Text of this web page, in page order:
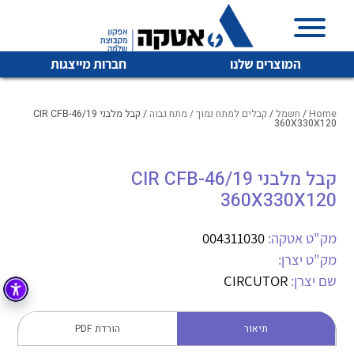
המוצרים שלנו חברות מייצגות
איכות | שרות | זמינות
אטקה בע”מ היא החברה הגדולה והמובילה בישראל בשיווק
מיתוג, בקרה , ואינסטלציה חשמלית ופעילה ב7 תחומים:
חשמל
קופסאות וארונות לחשמל, בקרה ואלקטרוניקה
לכל מוצרי היצרן
לכל מוצרי היצרן לכל מוצרי היצרן
Home
/ חשמל / קבלים למתח נמוך / מתח גבוה / קבל מלבני CIR CFB-46/19
360X330X120
קבל מלבני CIR CFB-46/19
360X330X120
מק"ט אטקה: 004311030
מק"ט יצרן:
שם יצרן: CIRCUTOR
תיאור הורדת PDF